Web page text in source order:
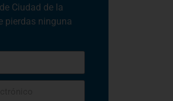
Ciudad de la
pierdas ninguna